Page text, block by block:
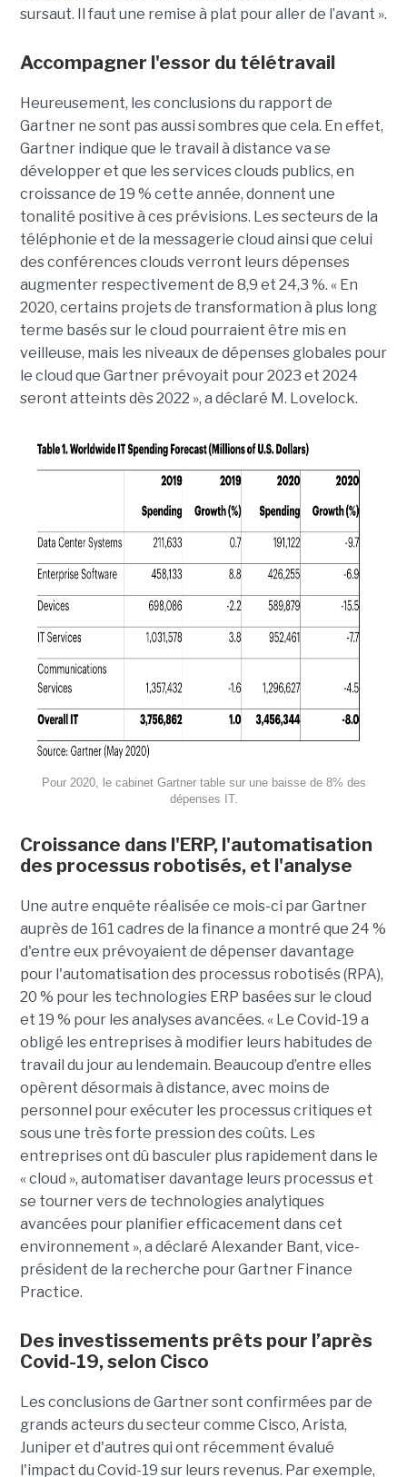
sursaut. Il faut une remise à plat pour aller de l’avant ».
Accompagner l'essor du télétravail
Heureusement, les conclusions du rapport de
Gartner ne sont pas aussi sombres que cela. En effet,
Gartner indique que le travail à distance va se
développer et que les services clouds publics, en
croissance de 19 % cette année, donnent une
tonalité positive à ces prévisions. Les secteurs de la
téléphonie et de la messagerie cloud ainsi que celui
des conférences clouds verront leurs dépenses
augmenter respectivement de 8,9 et 24,3 %. « En
2020, certains projets de transformation à plus long
terme basés sur le cloud pourraient être mis en
veilleuse, mais les niveaux de dépenses globales pour
le cloud que Gartner prévoyait pour 2023 et 2024
seront atteints dès 2022 », a déclaré M. Lovelock.
Pour 2020, le cabinet Gartner table sur une baisse de 8% des
dépenses IT.
Croissance dans l'ERP, l'automatisation
des processus robotisés, et l'analyse
Une autre enquête réalisée ce mois-ci par Gartner
auprès de 161 cadres de la finance a montré que 24 %
d'entre eux prévoyaient de dépenser davantage
pour l'automatisation des processus robotisés (RPA),
20 % pour les technologies ERP basées sur le cloud
et 19 % pour les analyses avancées. « Le Covid-19 a
obligé les entreprises à modifier leurs habitudes de
travail du jour au lendemain. Beaucoup d’entre elles
opèrent désormais à distance, avec moins de
personnel pour exécuter les processus critiques et
sous une très forte pression des coûts. Les
entreprises ont dû basculer plus rapidement dans le
« cloud », automatiser davantage leurs processus et
se tourner vers de technologies analytiques
avancées pour planifier efficacement dans cet
environnement », a déclaré Alexander Bant, vice-
président de la recherche pour Gartner Finance
Practice.
Des investissements prêts pour l’après
Covid-19, selon Cisco
Les conclusions de Gartner sont confirmées par de
grands acteurs du secteur comme Cisco, Arista,
Juniper et d'autres qui ont récemment évalué
l'impact du Covid-19 sur leurs revenus. Par exemple,